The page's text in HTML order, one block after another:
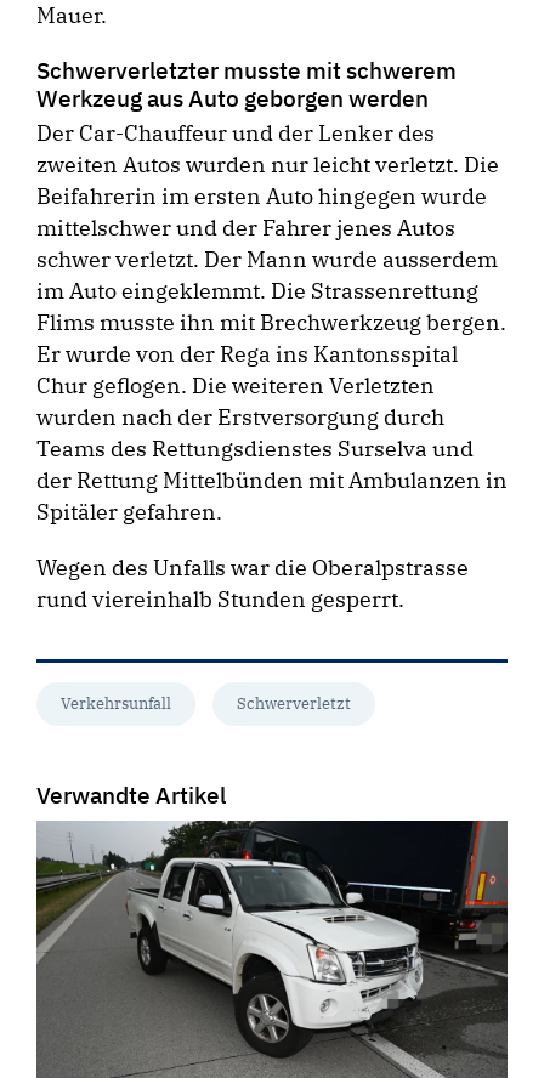
Mauer.
Schwerverletzter musste mit schwerem
Werkzeug aus Auto geborgen werden
Der Car-Chauffeur und der Lenker des
zweiten Autos wurden nur leicht verletzt. Die
Beifahrerin im ersten Auto hingegen wurde
mittelschwer und der Fahrer jenes Autos
schwer verletzt. Der Mann wurde ausserdem
im Auto eingeklemmt. Die Strassenrettung
Flims musste ihn mit Brechwerkzeug bergen.
Er wurde von der Rega ins Kantonsspital
Chur geflogen. Die weiteren Verletzten
wurden nach der Erstversorgung durch
Teams des Rettungsdienstes Surselva und
der Rettung Mittelbünden mit Ambulanzen in
Spitäler gefahren.
Wegen des Unfalls war die Oberalpstrasse
rund viereinhalb Stunden gesperrt.
Verkehrsunfall Schwerverletzt
Verwandte Artikel